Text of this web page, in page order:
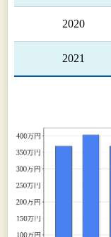
2020
2021